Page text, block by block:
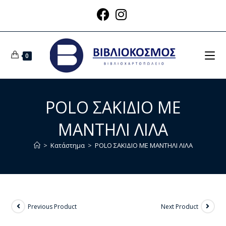
0
POLO ΣΑΚΙΔΙΟ ΜΕ
ΜΑΝΤΗΛΙ ΛΙΛΑ
> Κατάστημα > POLO ΣΑΚΙΔΙΟ ΜΕ ΜΑΝΤΗΛΙ ΛΙΛΑ
Previous Product Next Product